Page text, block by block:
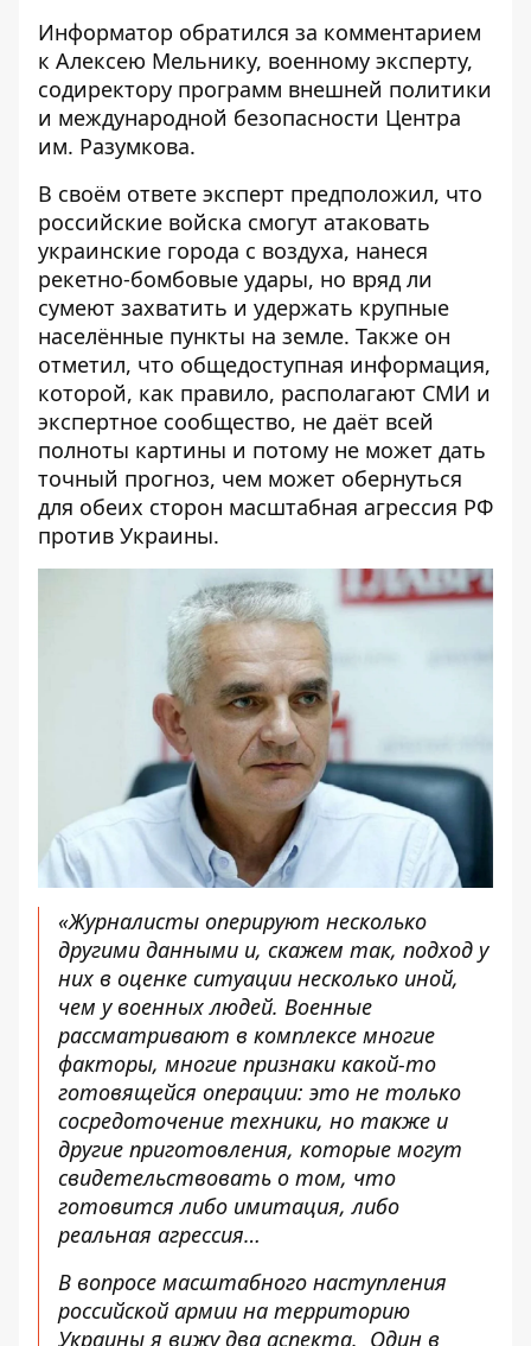
Информатор обратился за комментарием
к Алексею Мельнику, военному эксперту,
содиректору программ внешней политики
и международной безопасности Центра
им. Разумкова.
В своём ответе эксперт предположил, что
российские войска смогут атаковать
украинские города с воздуха, нанеся
рекетно-бомбовые удары, но вряд ли
сумеют захватить и удержать крупные
населённые пункты на земле. Также он
отметил, что общедоступная информация,
которой, как правило, располагают СМИ и
экспертное сообщество, не даёт всей
полноты картины и потому не может дать
точный прогноз, чем может обернуться
для обеих сторон масштабная агрессия РФ
против Украины.
«Журналисты оперируют несколько
другими данными и, скажем так, подход у
них в оценке ситуации несколько иной,
чем у военных людей. Военные
рассматривают в комплексе многие
факторы, многие признаки какой-то
готовящейся операции: это не только
сосредоточение техники, но также и
другие приготовления, которые могут
свидетельствовать о том, что
готовится либо имитация, либо
реальная агрессия…
В вопросе масштабного наступления
российской армии на территорию
Украины я вижу два аспекта. Один в